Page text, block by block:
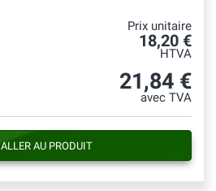
Prix unitaire
18,20 €
HTVA
21,84 €
avec TVA
ALLER AU PRODUIT